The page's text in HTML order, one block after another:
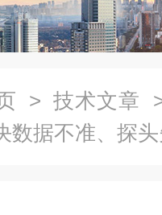
> 技术文章
数据不准、探